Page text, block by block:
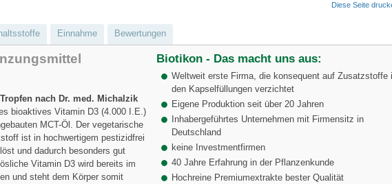
Diese Seite
Einnahme Bewertungen
nach Dr. med. Michalzik
bioaktives Vitamin D3 (4.000 I.E.)
MCT-Öl. Der vegetarische
ist in hochwertigem pestizidfrei
und dadurch besonders gut
Vitamin D3 wird bereits im
und steht dem Körper somit
Biotikon - Das macht uns aus:
Weltweit erste Firma, die konsequent auf Zusatzstoffe
den Kapselfüllungen verzichtet
Eigene Produktion seit über 20 Jahren
Inhabergeführtes Unternehmen mit Firmensitz in
Deutschland
keine Investmentfirmen
40 Jahre Erfahrung in der Pflanzenkunde
Hochreine Premiumextrakte bester Qualität